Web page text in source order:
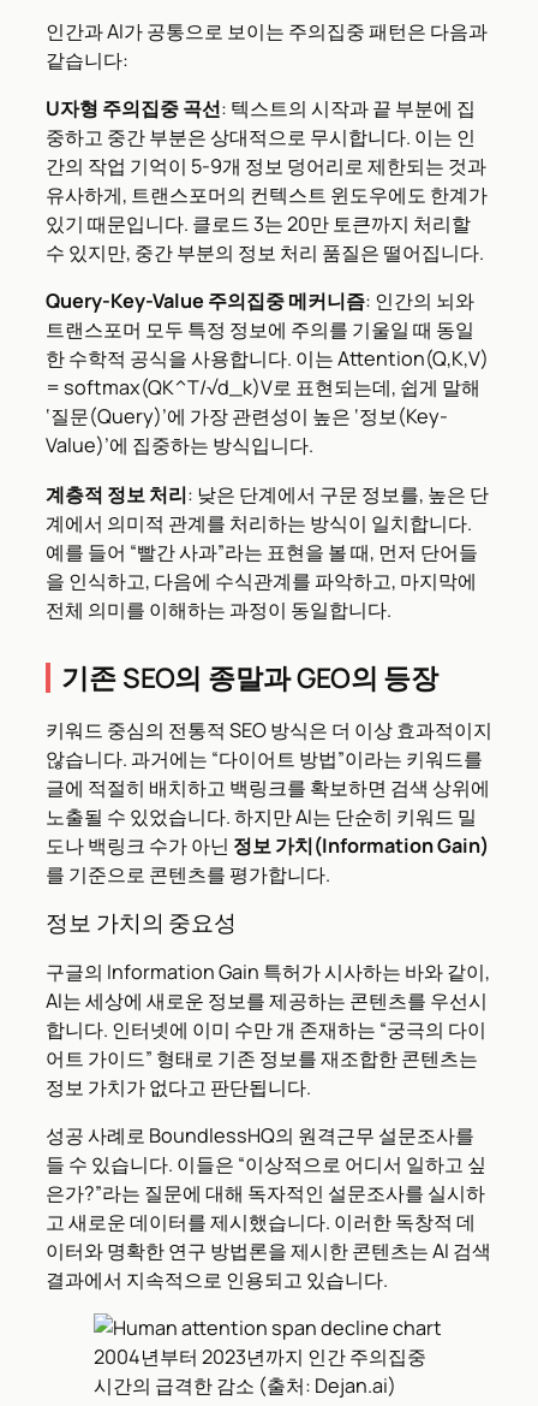
인간과 AI가 공통으로 보이는 주의집중 패턴은 다음과
같습니다:
U자형 주의집중 곡선: 텍스트의 시작과 끝 부분에 집
중하고 중간 부분은 상대적으로 무시합니다. 이는 인
간의 작업 기억이 5-9개 정보 덩어리로 제한되는 것과
유사하게, 트랜스포머의 컨텍스트 윈도우에도 한계가
있기 때문입니다. 클로드 3는 20만 토큰까지 처리할
수 있지만, 중간 부분의 정보 처리 품질은 떨어집니다.
Query-Key-Value 주의집중 메커니즘: 인간의 뇌와
트랜스포머 모두 특정 정보에 주의를 기울일 때 동일
한 수학적 공식을 사용합니다. 이는 Attention(Q,K,V)
= softmax(QK^T/√d_k)V로 표현되는데, 쉽게 말해
‘질문(Query)’에 가장 관련성이 높은 ‘정보(Key-
Value)’에 집중하는 방식입니다.
계층적 정보 처리: 낮은 단계에서 구문 정보를, 높은 단
계에서 의미적 관계를 처리하는 방식이 일치합니다.
예를 들어 “빨간 사과”라는 표현을 볼 때, 먼저 단어들
을 인식하고, 다음에 수식관계를 파악하고, 마지막에
전체 의미를 이해하는 과정이 동일합니다.
기존 SEO의 종말과 GEO의 등장
키워드 중심의 전통적 SEO 방식은 더 이상 효과적이지
않습니다. 과거에는 “다이어트 방법”이라는 키워드를
글에 적절히 배치하고 백링크를 확보하면 검색 상위에
노출될 수 있었습니다. 하지만 AI는 단순히 키워드 밀
도나 백링크 수가 아닌 정보 가치(Information Gain)
를 기준으로 콘텐츠를 평가합니다.
정보 가치의 중요성
구글의 Information Gain 특허가 시사하는 바와 같이,
AI는 세상에 새로운 정보를 제공하는 콘텐츠를 우선시
합니다. 인터넷에 이미 수만 개 존재하는 “궁극의 다이
어트 가이드” 형태로 기존 정보를 재조합한 콘텐츠는
정보 가치가 없다고 판단됩니다.
성공 사례로 BoundlessHQ의 원격근무 설문조사를
들 수 있습니다. 이들은 “이상적으로 어디서 일하고 싶
은가?”라는 질문에 대해 독자적인 설문조사를 실시하
고 새로운 데이터를 제시했습니다. 이러한 독창적 데
이터와 명확한 연구 방법론을 제시한 콘텐츠는 AI 검색
결과에서 지속적으로 인용되고 있습니다.
2004년부터 2023년까지 인간 주의집중
시간의 급격한 감소 (출처: Dejan.ai)